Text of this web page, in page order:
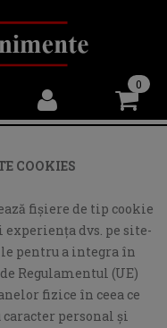
0
COOKIES
fişiere de tip cookie
dvs. pe site-
pentru a integra în
Regulamentul (UE)
fizice în ceea ce
personal și